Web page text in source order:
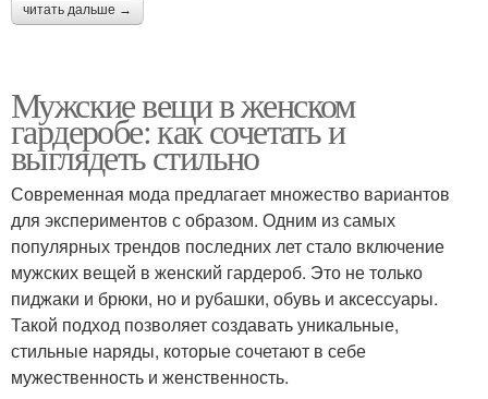
читать дальше →
Мужские вещи в женском
гардеробе: как сочетать и
выглядеть стильно
Современная мода предлагает множество вариантов
для экспериментов с образом. Одним из самых
популярных трендов последних лет стало включение
мужских вещей в женский гардероб. Это не только
пиджаки и брюки, но и рубашки, обувь и аксессуары.
Такой подход позволяет создавать уникальные,
стильные наряды, которые сочетают в себе
мужественность и женственность.